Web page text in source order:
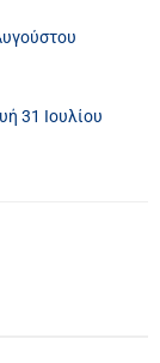
31 Ιουλίου